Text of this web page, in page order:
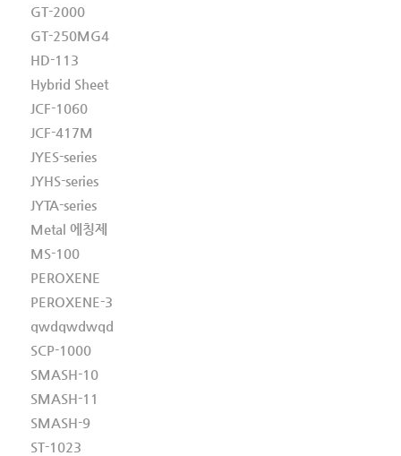
GT-2000
GT-250MG4
HD-113
Hybrid Sheet
JCF-1060
JCF-417M
JYES-series
JYHS-series
JYTA-series
Metal 에칭제
MS-100
PEROXENE
PEROXENE-3
qwdqwdwqd
SCP-1000
SMASH-10
SMASH-11
SMASH-9
ST-1023